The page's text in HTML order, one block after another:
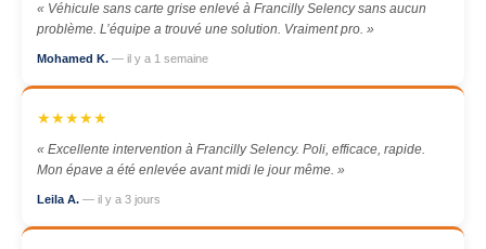
« Véhicule sans carte grise enlevé à Francilly Selency sans aucun
problème. L’équipe a trouvé une solution. Vraiment pro. »
Mohamed K. — il y a 1 semaine
★★★★★
« Excellente intervention à Francilly Selency. Poli, efficace, rapide.
Mon épave a été enlevée avant midi le jour même. »
Leila A. — il y a 3 jours